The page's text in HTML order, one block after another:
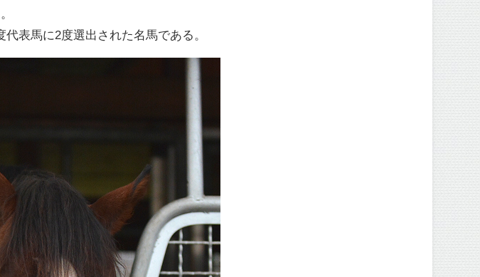
表馬に2度選出された名馬である。